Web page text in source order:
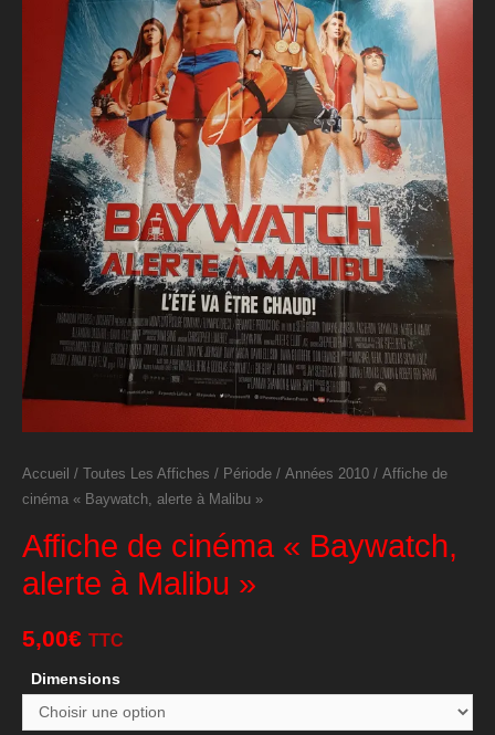
Accueil / Toutes Les Affiches / Période / Années 2010 / Affiche de
cinéma « Baywatch, alerte à Malibu »
Affiche de cinéma « Baywatch,
alerte à Malibu »
5,00€ TTC
Dimensions